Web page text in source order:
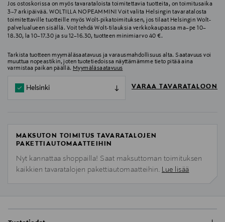
Jos ostoskorissa on myös tavarataloista toimitettavia tuotteita, on toimitusaika
3–7 arkipäivää. WOLTILLA NOPEAMMIN! Voit valita Helsingin tavaratalosta
toimitettaville tuotteille myös Wolt-pikatoimituksen, jos tilaat Helsingin Wolt-
palvelualueen sisällä. Voit tehdä Wolt-tilauksia verkkokaupassa ma–pe 10–
18.30, la 10–17.30 ja su 12–16.30, tuotteen minimiarvo 40 €.
Tarkista tuotteen myymäläsaatavuus ja varausmahdollisuus alta. Saatavuus voi
muuttua nopeastikin, joten tuotetiedoissa näyttämämme tieto pitää aina
varmistaa paikan päällä. Myymäläsaatavuus
Helsinki VARAA TAVARATALOON
MAKSUTON TOIMITUS TAVARATALOJEN
PAKETTIAUTOMAATTEIHIN
Nyt kannattaa shoppailla! Saat maksuttoman toimituksen
kaikkien tavaratalojen pakettiautomaatteihin. Lue lisää